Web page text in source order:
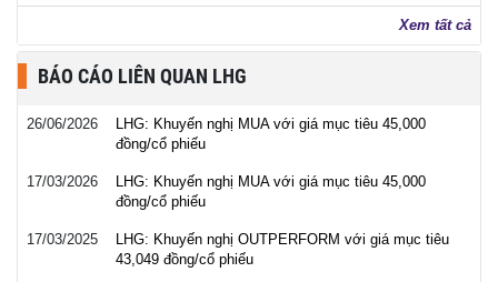
Xem tất cả
BÁO CÁO LIÊN QUAN LHG
26/06/2026
LHG: Khuyến nghị MUA với giá mục tiêu 45,000
đồng/cổ phiếu
17/03/2026
LHG: Khuyến nghị MUA với giá mục tiêu 45,000
đồng/cổ phiếu
17/03/2025
LHG: Khuyến nghị OUTPERFORM với giá mục tiêu
43,049 đồng/cổ phiếu